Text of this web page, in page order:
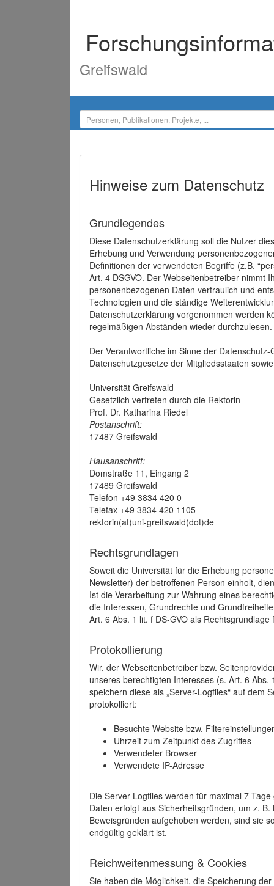
Greifswald
Hinweise zum Datenschutz
Grundlegendes
Diese Datenschutzerklärung soll die Nutzer
Erhebung und Verwendung
Definitionen der verwendeten Begriffe (z.B.
Art. 4 DSGVO. Der Webseitenbetreiber nimmt
personenbezogenen Daten vertraulich und
Technologien und die ständige
Datenschutzerklärung vorgenommen werden
regelmäßigen Abständen wieder durchzulesen.
Der Verantwortliche im Sinne der
Datenschutzgesetze der Mitgliedsstaaten
Universität Greifswald
Gesetzlich vertreten durch die Rektorin
Prof. Dr. Katharina Riedel
Postanschrift:
17487 Greifswald
Hausanschrift:
Domstraße 11, Eingang 2
17489 Greifswald
Telefon +49 3834 420 0
Telefax +49 3834 420 1105
rektorin(at)uni-greifswald(dot)de
Rechtsgrundlagen
Soweit die Universität für die Erhebung
Newsletter) der betroffenen Person einholt,
Ist die Verarbeitung zur Wahrung eines
die Interessen, Grundrechte und
Art. 6 Abs. 1 lit. f DS-GVO als
Protokollierung
Wir, der Webseitenbetreiber bzw.
unseres berechtigten Interesses (s. Art. 6
speichern diese als „Server-Logfiles“ auf dem
protokolliert:
Besuchte Website bzw.
Uhrzeit zum Zeitpunkt des Zugriffes
Verwendeter Browser
Verwendete IP-Adresse
Die Server-Logfiles werden für maximal 7
Daten erfolgt aus Sicherheitsgründen, um z.
Beweisgründen aufgehoben werden, sind sie
endgültig geklärt ist.
Reichweitenmessung & Cookies
Sie haben die Möglichkeit, die Speicherung